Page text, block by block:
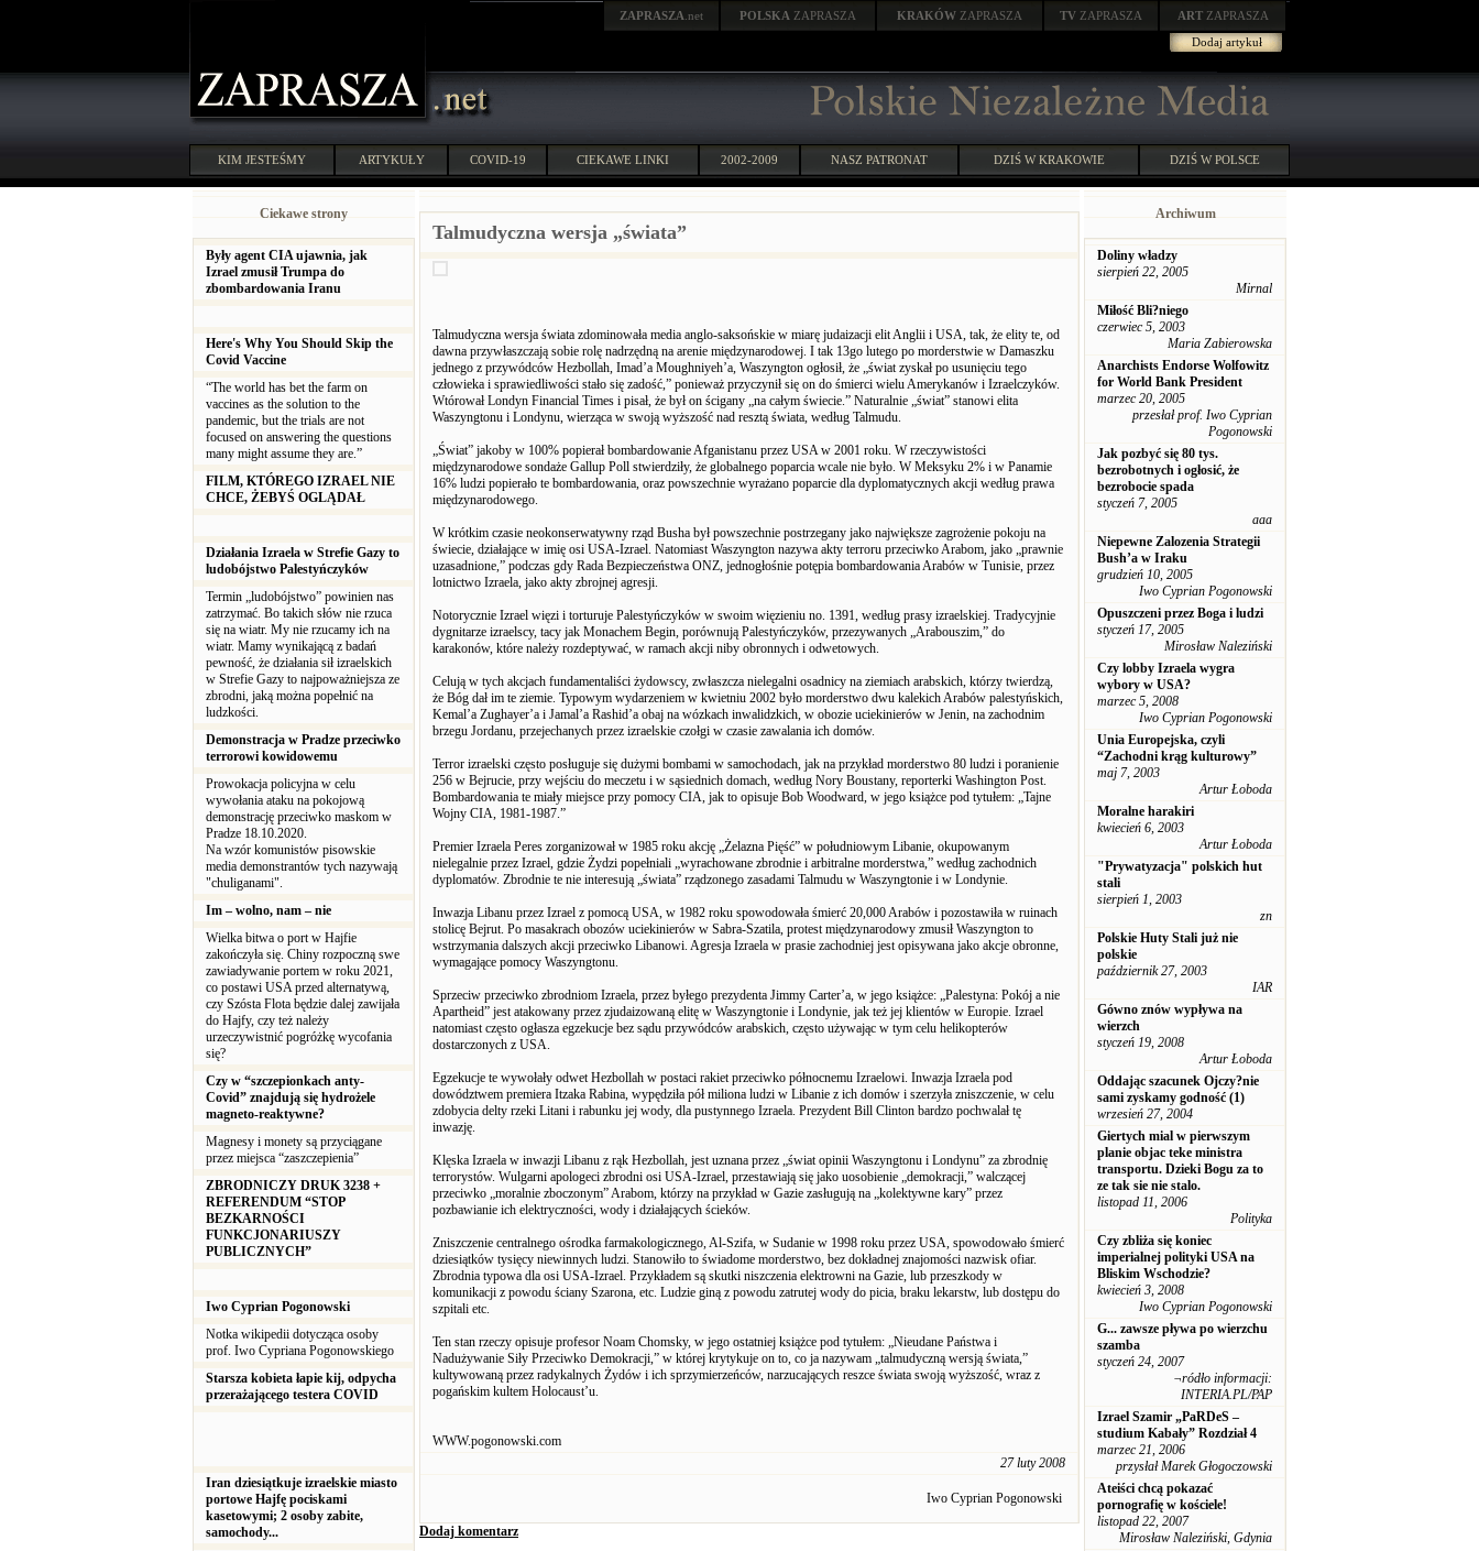
ZAPRASZA .net POLSKA ZAPRASZA KRAKÓW ZAPRASZA TV ZAPRASZA ART ZAPRASZA
Dodaj artykuł
KIM JESTEŚMY ARTYKUŁY COVID-19 CIEKAWE LINKI 2002-2009 NASZ PATRONAT DZIŚ W KRAKOWIE DZIŚ W POLSCE
Ciekawe strony
Były agent CIA ujawnia, jak
Izrael zmusił Trumpa do
zbombardowania Iranu
Here's Why You Should Skip the
Covid Vaccine
“The world has bet the farm on
vaccines as the solution to the
pandemic, but the trials are not
focused on answering the questions
many might assume they are.”
FILM, KTÓREGO IZRAEL NIE
CHCE, ŻEBYŚ OGLĄDAŁ
Działania Izraela w Strefie Gazy to
ludobójstwo Palestyńczyków
Termin „ludobójstwo” powinien nas
zatrzymać. Bo takich słów nie rzuca
się na wiatr. My nie rzucamy ich na
wiatr. Mamy wynikającą z badań
pewność, że działania sił izraelskich
w Strefie Gazy to najpoważniejsza ze
zbrodni, jaką można popełnić na
ludzkości.
Demonstracja w Pradze przeciwko
terrorowi kowidowemu
Prowokacja policyjna w celu
wywołania ataku na pokojową
demonstrację przeciwko maskom w
Pradze 18.10.2020.
Na wzór komunistów pisowskie
media demonstrantów tych nazywają
"chuliganami".
Im – wolno, nam – nie
Wielka bitwa o port w Hajfie
zakończyła się. Chiny rozpoczną swe
zawiadywanie portem w roku 2021,
co postawi USA przed alternatywą,
czy Szósta Flota będzie dalej zawijała
do Hajfy, czy też należy
urzeczywistnić pogróżkę wycofania
się?
Czy w “szczepionkach anty-
Covid” znajdują się hydrożele
magneto-reaktywne?
Magnesy i monety są przyciągane
przez miejsca “zaszczepienia”
ZBRODNICZY DRUK 3238 +
REFERENDUM “STOP
BEZKARNOŚCI
FUNKCJONARIUSZY
PUBLICZNYCH”
Iwo Cyprian Pogonowski
Notka wikipedii dotycząca osoby
prof. Iwo Cypriana Pogonowskiego
Starsza kobieta łapie kij, odpycha
przerażającego testera COVID
Iran dziesiątkuje izraelskie miasto
portowe Hajfę pociskami
kasetowymi; 2 osoby zabite,
samochody...
Talmudyczna wersja „świata”
Talmudyczna wersja świata zdominowała media anglo-saksońskie w miarę judaizacji elit Anglii i USA, tak, że elity te, od
dawna przywłaszczają sobie rolę nadrzędną na arenie międzynarodowej. I tak 13go lutego po morderstwie w Damaszku
jednego z przywódców Hezbollah, Imad’a Moughniyeh’a, Waszyngton ogłosił, że „świat zyskał po usunięciu tego
człowieka i sprawiedliwości stało się zadość,” ponieważ przyczynił się on do śmierci wielu Amerykanów i Izraelczyków.
Wtórował Londyn Financial Times i pisał, że był on ścigany „na całym świecie.” Naturalnie „świat” stanowi elita
Waszyngtonu i Londynu, wierząca w swoją wyższość nad resztą świata, według Talmudu.
„Świat” jakoby w 100% popierał bombardowanie Afganistanu przez USA w 2001 roku. W rzeczywistości
międzynarodowe sondaże Gallup Poll stwierdziły, że globalnego poparcia wcale nie było. W Meksyku 2% i w Panamie
16% ludzi popierało te bombardowania, oraz powszechnie wyrażano poparcie dla dyplomatycznych akcji według prawa
międzynarodowego.
W krótkim czasie neokonserwatywny rząd Busha był powszechnie postrzegany jako największe zagrożenie pokoju na
świecie, działające w imię osi USA-Izrael. Natomiast Waszyngton nazywa akty terroru przeciwko Arabom, jako „prawnie
uzasadnione,” podczas gdy Rada Bezpieczeństwa ONZ, jednogłośnie potępia bombardowania Arabów w Tunisie, przez
lotnictwo Izraela, jako akty zbrojnej agresji.
Notorycznie Izrael więzi i torturuje Palestyńczyków w swoim więzieniu no. 1391, według prasy izraelskiej. Tradycyjnie
dygnitarze izraelscy, tacy jak Monachem Begin, porównują Palestyńczyków, przezywanych „Arabouszim,” do
karakonów, które należy rozdeptywać, w ramach akcji niby obronnych i odwetowych.
Celują w tych akcjach fundamentaliści żydowscy, zwłaszcza nielegalni osadnicy na ziemiach arabskich, którzy twierdzą,
że Bóg dał im te ziemie. Typowym wydarzeniem w kwietniu 2002 było morderstwo dwu kalekich Arabów palestyńskich,
Kemal’a Zughayer’a i Jamal’a Rashid’a obaj na wózkach inwalidzkich, w obozie uciekinierów w Jenin, na zachodnim
brzegu Jordanu, przejechanych przez izraelskie czołgi w czasie zawalania ich domów.
Terror izraelski często posługuje się dużymi bombami w samochodach, jak na przykład morderstwo 80 ludzi i poranienie
256 w Bejrucie, przy wejściu do meczetu i w sąsiednich domach, według Nory Boustany, reporterki Washington Post.
Bombardowania te miały miejsce przy pomocy CIA, jak to opisuje Bob Woodward, w jego książce pod tytułem: „Tajne
Wojny CIA, 1981-1987.”
Premier Izraela Peres zorganizował w 1985 roku akcję „Żelazna Pięść” w południowym Libanie, okupowanym
nielegalnie przez Izrael, gdzie Żydzi popełniali „wyrachowane zbrodnie i arbitralne morderstwa,” według zachodnich
dyplomatów. Zbrodnie te nie interesują „świata” rządzonego zasadami Talmudu w Waszyngtonie i w Londynie.
Inwazja Libanu przez Izrael z pomocą USA, w 1982 roku spowodowała śmierć 20,000 Arabów i pozostawiła w ruinach
stolicę Bejrut. Po masakrach obozów uciekinierów w Sabra-Szatila, protest międzynarodowy zmusił Waszyngton to
wstrzymania dalszych akcji przeciwko Libanowi. Agresja Izraela w prasie zachodniej jest opisywana jako akcje obronne,
wymagające pomocy Waszyngtonu.
Sprzeciw przeciwko zbrodniom Izraela, przez byłego prezydenta Jimmy Carter’a, w jego książce: „Palestyna: Pokój a nie
Apartheid” jest atakowany przez zjudaizowaną elitę w Waszyngtonie i Londynie, jak też jej klientów w Europie. Izrael
natomiast często ogłasza egzekucje bez sądu przywódców arabskich, często używając w tym celu helikopterów
dostarczonych z USA.
Egzekucje te wywołały odwet Hezbollah w postaci rakiet przeciwko północnemu Izraelowi. Inwazja Izraela pod
dowództwem premiera Itzaka Rabina, wypędziła pół miliona ludzi w Libanie z ich domów i szerzyła zniszczenie, w celu
zdobycia delty rzeki Litani i rabunku jej wody, dla pustynnego Izraela. Prezydent Bill Clinton bardzo pochwalał tę
inwazję.
Klęska Izraela w inwazji Libanu z rąk Hezbollah, jest uznana przez „świat opinii Waszyngtonu i Londynu” za zbrodnię
terrorystów. Wulgarni apologeci zbrodni osi USA-Izrael, przestawiają się jako uosobienie „demokracji,” walczącej
przeciwko „moralnie zboczonym” Arabom, którzy na przykład w Gazie zasługują na „kolektywne kary” przez
pozbawianie ich elektryczności, wody i działających ścieków.
Zniszczenie centralnego ośrodka farmakologicznego, Al-Szifa, w Sudanie w 1998 roku przez USA, spowodowało śmierć
dziesiątków tysięcy niewinnych ludzi. Stanowiło to świadome morderstwo, bez dokładnej znajomości nazwisk ofiar.
Zbrodnia typowa dla osi USA-Izrael. Przykładem są skutki niszczenia elektrowni na Gazie, lub przeszkody w
komunikacji z powodu ściany Szarona, etc. Ludzie giną z powodu zatrutej wody do picia, braku lekarstw, lub dostępu do
szpitali etc.
Ten stan rzeczy opisuje profesor Noam Chomsky, w jego ostatniej książce pod tytułem: „Nieudane Państwa i
Nadużywanie Siły Przeciwko Demokracji,” w której krytykuje on to, co ja nazywam „talmudyczną wersją świata,”
kultywowaną przez radykalnych Żydów i ich sprzymierzeńców, narzucających reszce świata swoją wyższość, wraz z
pogańskim kultem Holocaust’u.
WWW.pogonowski.com
27 luty 2008
Iwo Cyprian Pogonowski
Dodaj komentarz
Archiwum
Doliny władzy
sierpień 22, 2005
Mirnal
Miłość Bli?niego
czerwiec 5, 2003
Maria Zabierowska
Anarchists Endorse Wolfowitz
for World Bank President
marzec 20, 2005
przesłał prof. Iwo Cyprian
Pogonowski
Jak pozbyć się 80 tys.
bezrobotnych i ogłosić, że
bezrobocie spada
styczeń 7, 2005
aaa
Niepewne Zalozenia Strategii
Bush’a w Iraku
grudzień 10, 2005
Iwo Cyprian Pogonowski
Opuszczeni przez Boga i ludzi
styczeń 17, 2005
Mirosław Naleziński
Czy lobby Izraela wygra
wybory w USA?
marzec 5, 2008
Iwo Cyprian Pogonowski
Unia Europejska, czyli
“Zachodni krąg kulturowy”
maj 7, 2003
Artur Łoboda
Moralne harakiri
kwiecień 6, 2003
Artur Łoboda
"Prywatyzacja" polskich hut
stali
sierpień 1, 2003
zn
Polskie Huty Stali już nie
polskie
październik 27, 2003
IAR
Gówno znów wypływa na
wierzch
styczeń 19, 2008
Artur Łoboda
Oddając szacunek Ojczy?nie
sami zyskamy godność (1)
wrzesień 27, 2004
Giertych mial w pierwszym
planie objac teke ministra
transportu. Dzieki Bogu za to
ze tak sie nie stalo.
listopad 11, 2006
Polityka
Czy zbliża się koniec
imperialnej polityki USA na
Bliskim Wschodzie?
kwiecień 3, 2008
Iwo Cyprian Pogonowski
G... zawsze pływa po wierzchu
szamba
styczeń 24, 2007
¬ródło informacji:
INTERIA.PL/PAP
Izrael Szamir „PaRDeS –
studium Kabały” Rozdział 4
marzec 21, 2006
przysłał Marek Głogoczowski
Ateiści chcą pokazać
pornografię w kościele!
listopad 22, 2007
Mirosław Naleziński, Gdynia